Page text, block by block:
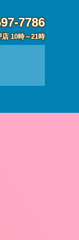
7786
10時～21時